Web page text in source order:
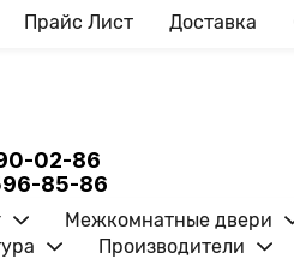
Прайс Лист Доставка
02-86
85-86
Межкомнатные двери
Производители